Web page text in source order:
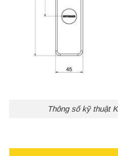
Thông số kỹ thuật